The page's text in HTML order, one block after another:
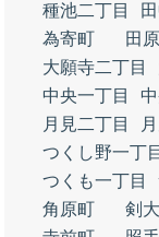
種池二丁目
為寄町
田
大願寺二丁目
中央一丁目
月見二丁目
つくし野一丁目
つくも一丁目
角原町
剣